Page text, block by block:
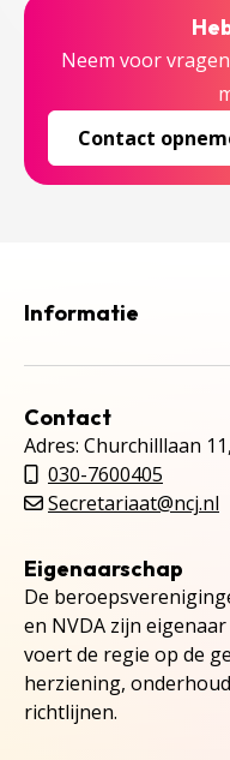
Neem voor
Contact
Informatie
Contact
Adres: Churchilllaan
030-7600405
Secretariaat@ncj.nl
Eigenaarschap
De
en NVDA zijn eigenaar
voert de regie op de
herziening,
richtlijnen.